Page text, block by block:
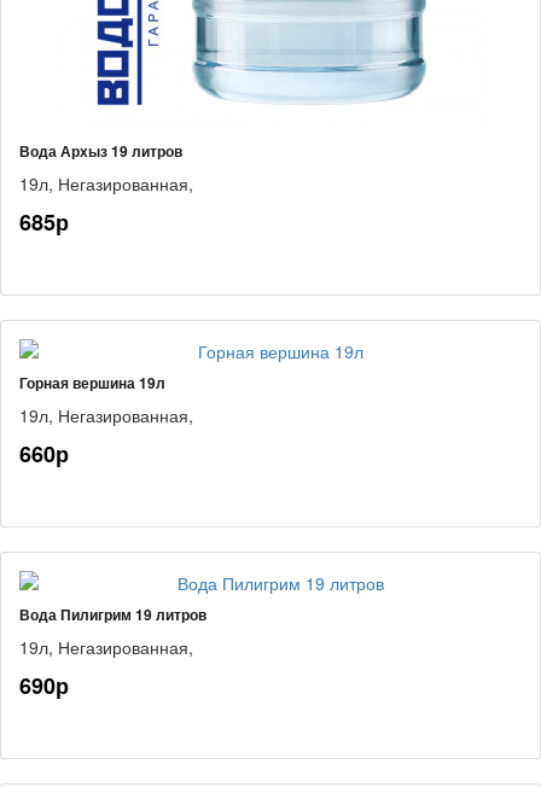
Вода Архыз 19 литров
19л, Негазированная,
685р
Горная вершина 19л
19л, Негазированная,
660р
Вода Пилигрим 19 литров
19л, Негазированная,
690р